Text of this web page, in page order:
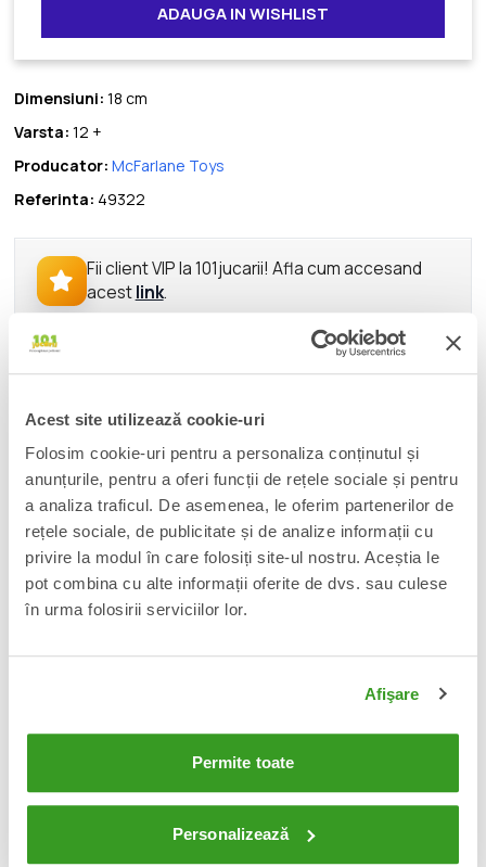
Acest site utilizează cookie-uri
Folosim cookie-uri pentru a personaliza conținutul și
anunțurile, pentru a oferi funcții de rețele sociale și pentru
a analiza traficul. De asemenea, le oferim partenerilor de
rețele sociale, de publicitate și de analize informații cu
privire la modul în care folosiți site-ul nostru. Aceștia le
pot combina cu alte informații oferite de dvs. sau culese
în urma folosirii serviciilor lor.
Afişare
Permite toate
Personalizează
ADAUGA IN WISHLIST
Dimensiuni: 18 cm
Varsta: 12 +
Producator: McFarlane Toys
Referinta: 49322
Fii client VIP la 101jucarii! Afla cum accesand
acestlink.
DESCRIERE
Rex Mason, aka Metamorpho? or The Element Man, is an eerie,
can be composed of different substances - clay, metal, and
elements far more dangerous.
- Incredibly detailed 7" scale figure based on the character's
appearance in the Superman? feature film from DC Studios
- Designed with Ultra Articulation with up to 22 moving parts for
full range of posing and play
- Metamorpho? includes 2 alternate hands and base
and character biography on the back
📦
🔄